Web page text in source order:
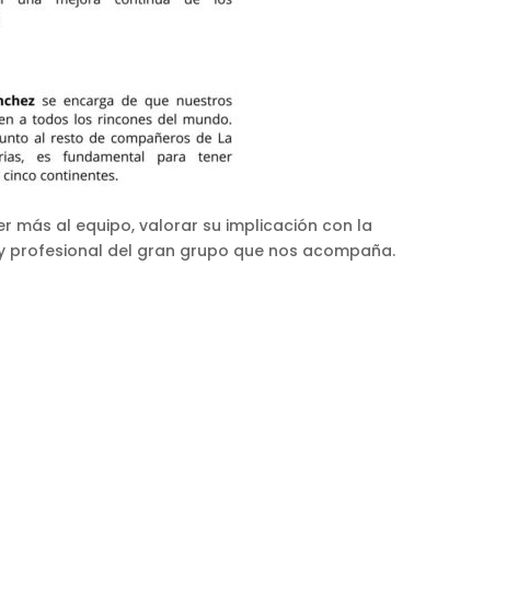
más al equipo, valorar su implicación con la
del gran grupo que nos acompaña.